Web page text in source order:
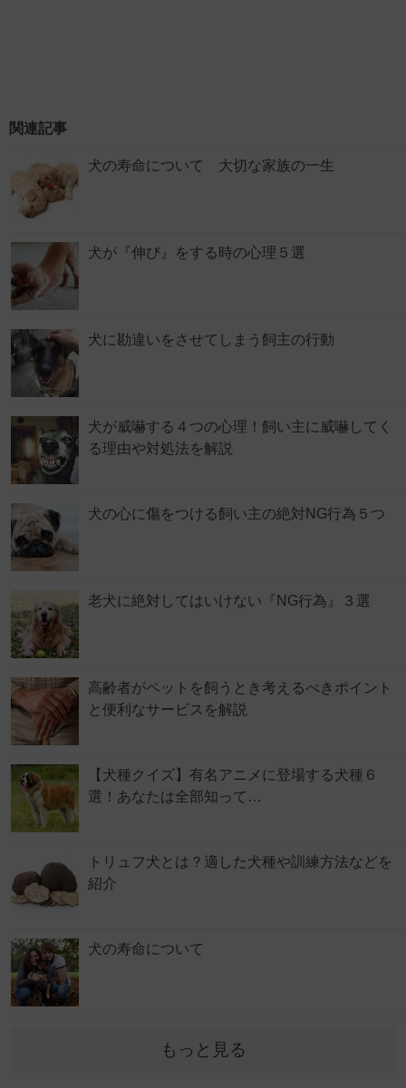
関連記事
犬の寿命について 大切な家族の一生
犬が『伸び』をする時の心理５選
犬に勘違いをさせてしまう飼主の行動
犬が威嚇する４つの心理！飼い主に威嚇してく
る理由や対処法を解説
犬の心に傷をつける飼い主の絶対NG行為５つ
老犬に絶対してはいけない『NG行為』３選
高齢者がペットを飼うとき考えるべきポイント
と便利なサービスを解説
【犬種クイズ】有名アニメに登場する犬種６
選！あなたは全部知って…
トリュフ犬とは？適した犬種や訓練方法などを
紹介
犬の寿命について
もっと見る